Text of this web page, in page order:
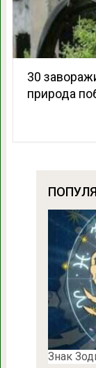
30
природа
Знак